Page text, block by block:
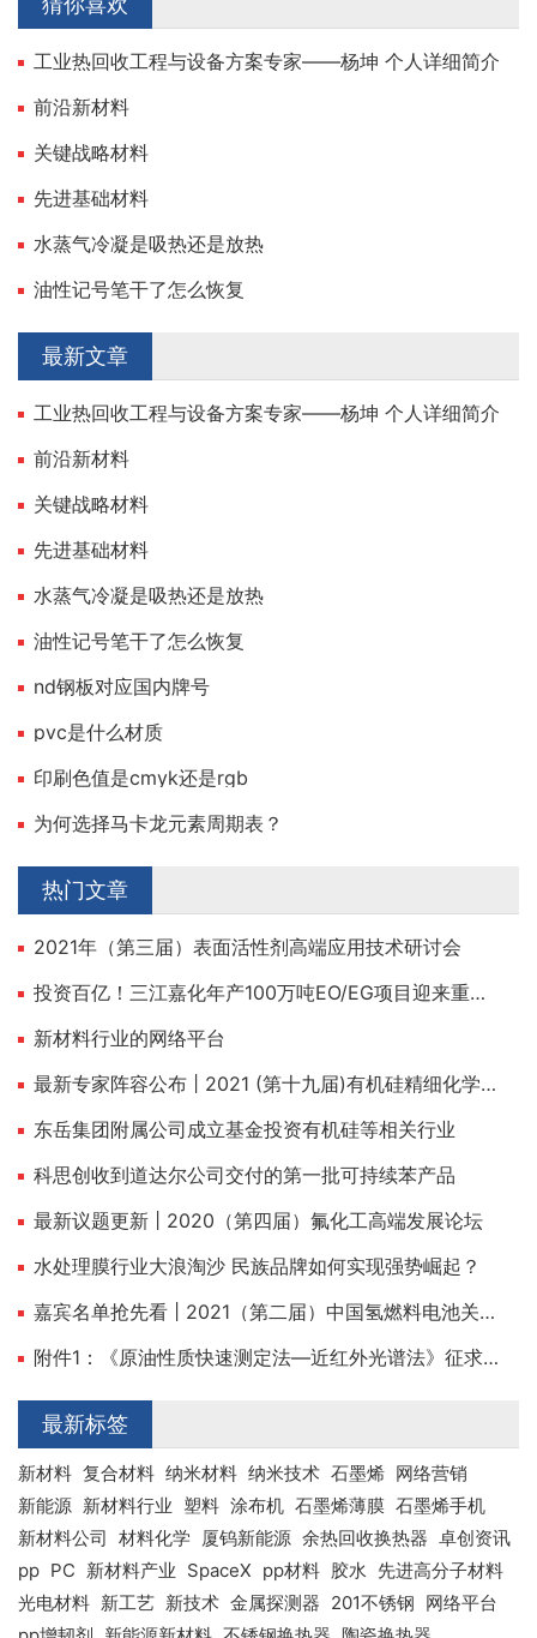
工业热回收工程与设备方案专家——杨坤 个人详细简介
前沿新材料
关键战略材料
先进基础材料
水蒸气冷凝是吸热还是放热
油性记号笔干了怎么恢复
最新文章
工业热回收工程与设备方案专家——杨坤 个人详细简介
前沿新材料
关键战略材料
先进基础材料
水蒸气冷凝是吸热还是放热
油性记号笔干了怎么恢复
nd钢板对应国内牌号
pvc是什么材质
印刷色值是cmyk还是rgb
为何选择马卡龙元素周期表？
热门文章
2021年（第三届）表面活性剂高端应用技术研讨会
投资百亿！三江嘉化年产100万吨EO/EG项目迎来重大建设节点！
新材料行业的网络平台
最新专家阵容公布 | 2021 (第十九届)有机硅精细化学品技术交流会
东岳集团附属公司成立基金投资有机硅等相关行业
科思创收到道达尔公司交付的第一批可持续苯产品
最新议题更新 | 2020（第四届）氟化工高端发展论坛
水处理膜行业大浪淘沙 民族品牌如何实现强势崛起？
嘉宾名单抢先看 | 2021（第二届）中国氢燃料电池关键材料与装备高峰论坛
附件1：《原油性质快速测定法—近红外光谱法》征求意见稿及编制说明.pdf
最新标签
新材料 复合材料 纳米材料 纳米技术 石墨烯 网络营销
新能源 新材料行业 塑料 涂布机 石墨烯薄膜 石墨烯手机
新材料公司 材料化学 厦钨新能源 余热回收换热器 卓创资讯
pp PC 新材料产业 SpaceX pp材料 胶水 先进高分子材料
光电材料 新工艺 新技术 金属探测器 201不锈钢 网络平台